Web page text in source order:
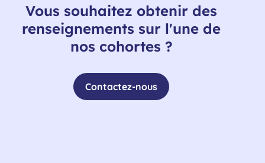
Vous souhaitez obtenir des
renseignements sur l'une de
nos cohortes ?
Contactez-nous